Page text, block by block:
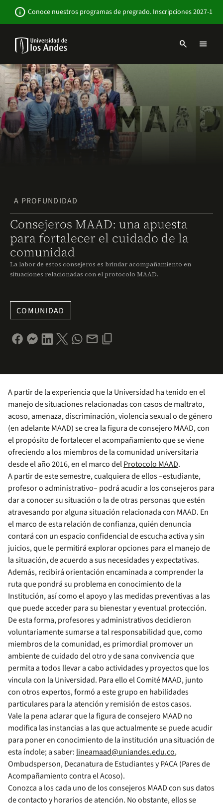
contenido
info Conoce nuestros programas de pregrado. Inscripciones 2027-1
Navbar
-
Sitio
Institucional
search menu
A PROFUNDIDAD
Consejeros MAAD: una apuesta
para fortalecer el cuidado de la
comunidad
La labor de estos consejeros es brindar acompañamiento en
situaciones relacionadas con el protocolo MAAD.
COMUNIDAD
A partir de la experiencia que la Universidad ha tenido en el
manejo de situaciones relacionadas con casos de maltrato,
acoso, amenaza, discriminación, violencia sexual o de género
(en adelante MAAD) se crea la figura de consejero MAAD, con
el propósito de fortalecer el acompañamiento que se viene
ofreciendo a los miembros de la comunidad universitaria
desde el año 2016, en el marco delProtocolo MAAD.
A partir de este semestre, cualquiera de ellos –estudiante,
profesor o administrativo– podrá acudir a los consejeros para
dar a conocer su situación o la de otras personas que estén
atravesando por alguna situación relacionada con MAAD. En
el marco de esta relación de confianza, quién denuncia
contará con un espacio confidencial de escucha activa y sin
juicios, que le permitirá explorar opciones para el manejo de
la situación, de acuerdo a sus necesidades y expectativas.
Además, recibirá orientación encaminada a comprender la
ruta que pondrá su problema en conocimiento de la
Institución, así como el apoyo y las medidas preventivas a las
que puede acceder para su bienestar y eventual protección.
De esta forma, profesores y administrativos decidieron
voluntariamente sumarse a tal responsabilidad que, como
miembros de la comunidad, es primordial promover un
ambiente de cuidado del otro y de sana convivencia que
permita a todos llevar a cabo actividades y proyectos que los
vincula con la Universidad. Para ello el Comité MAAD, junto
con otros expertos, formó a este grupo en habilidades
particulares para la atención y remisión de estos casos.
Vale la pena aclarar que la figura de consejero MAAD no
modifica las instancias a las que actualmente se puede acudir
para poner en conocimiento de la institución una situación de
esta índole; a saber: lineamaad@uniandes.edu.co,
Ombudsperson, Decanatura de Estudiantes y PACA (Pares de
Acompañamiento contra el Acoso).
Conozca a los cada uno de los consejeros MAAD con sus datos
de contacto y horarios de atención. No obstante, ellos se